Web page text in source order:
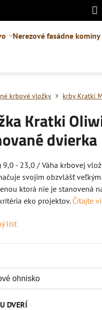
Nerezové fasádne komíny
krbové vložky krby Kratki
Kratki
dvierka
9,0 - 23,0 / Váha krbovej
svojim obzvlášť
ktorá nie je stanovená
eko projektov. Čítajte
list
DVERÍ